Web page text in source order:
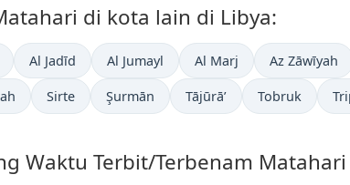
di kota lain di Libya:
Al Jadīd Al Jumayl Al Marj Az Zāwīyah
Sirte Şurmān Tājūrā’ Tobruk
Waktu Terbit/Terbenam Matahari